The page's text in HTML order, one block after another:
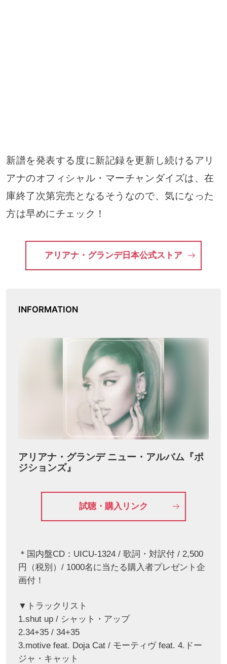
新譜を発表する度に新記録を更新し続けるアリ
アナのオフィシャル・マーチャンダイズは、在
庫終了次第完売となるそうなので、気になった
方は早めにチェック！
アリアナ・グランデ日本公式ストア
INFORMATION
アリアナ・グランデ ニュー・アルバム『ポ
ジションズ』
試聴・購入リンク
＊国内盤CD：UICU-1324 / 歌詞・対訳付 / 2,500
円（税別）/ 1000名に当たる購入者プレゼント企
画付！
▼トラックリスト
1.shut up / シャット・アップ
2.34+35 / 34+35
3.motive feat. Doja Cat / モーティヴ feat. 4.ドー
ジャ・キャット